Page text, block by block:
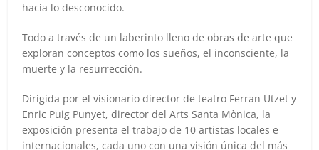
hacia lo desconocido.
Todo a través de un laberinto lleno de obras de arte que
exploran conceptos como los sueños, el inconsciente, la
muerte y la resurrección.
Dirigida por el visionario director de teatro Ferran Utzet y
Enric Puig Punyet, director del Arts Santa Mònica, la
exposición presenta el trabajo de 10 artistas locales e
internacionales, cada uno con una visión única del más